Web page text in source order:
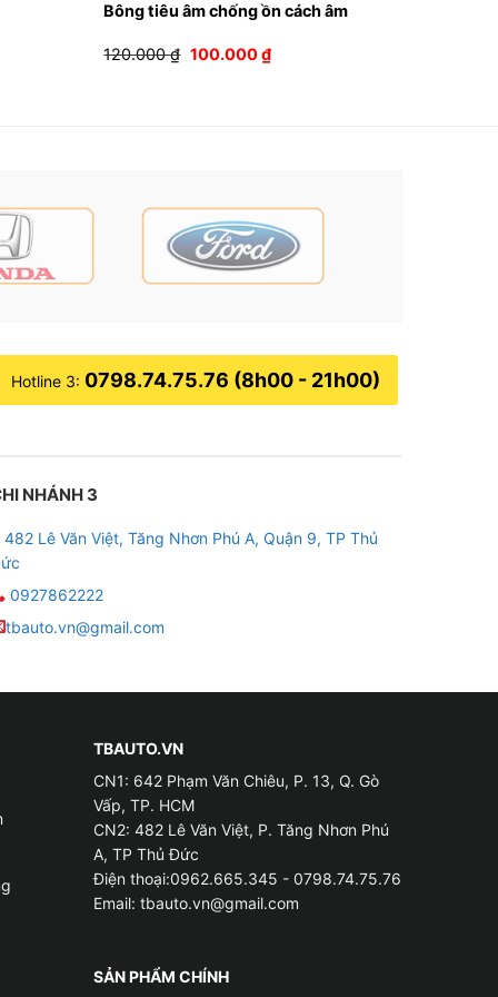
bằng phương pháp làm biến dạng su
cánh cửa, sàn xe, trần xe, hốc bánh. Giảm
Bông tiêu âm chống ồn cách âm
120.000₫ Giá
100.000₫Giá
hiện
Hotline 3: 0798.74.75.76 (8h00 - 21h00)
NHÁNH 3
482 Lê Văn Việt, Tăng Nhơn Phú A, Quận 9, TP Thủ
0927862222
tbauto.vn@gmail.com
TBAUTO.VN
CN1: 642 Phạm Văn Chiêu, P. 13, Q. Gò
Vấp, TP. HCM
CN2: 482 Lê Văn Việt, P. Tăng Nhơn Phú
A, TP Thủ Đức
Điện thoại:0962.665.345 - 0798.74.75.76
Email: tbauto.vn@gmail.com
SẢN PHẨM CHÍNH